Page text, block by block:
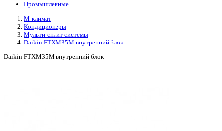
Промышленные
М-климат
Кондиционеры
Мульти-сплит системы
Daikin FTXM35M внутренний блок
Daikin FTXM35M внутренний блок